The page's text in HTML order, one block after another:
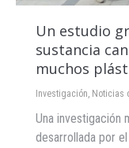
Un estudio
sustancia
muchos
Investigación, Noticias
Una investigación
desarrollada por